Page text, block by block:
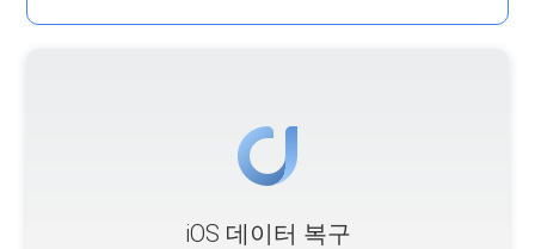
iOS 데이터 복구